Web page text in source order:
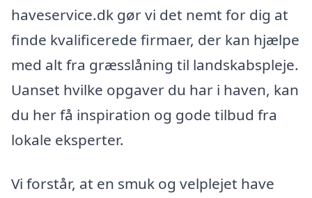
haveservice.dk gør vi det nemt for dig at
finde kvalificerede firmaer, der kan hjælpe
med alt fra græsslåning til landskabspleje.
Uanset hvilke opgaver du har i haven, kan
du her få inspiration og gode tilbud fra
lokale eksperter.
Vi forstår, at en smuk og velplejet have